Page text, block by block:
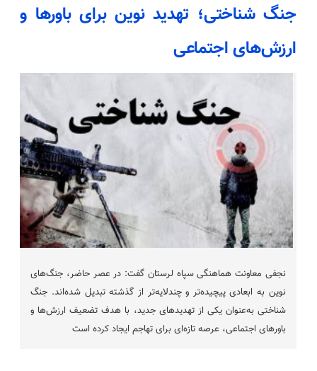
جنگ شناختی؛ تهدید نوین برای باورها و
ارزش‌های اجتماعی
نجفی معاونت هماهنگی سپاه لرستان گفت: در عصر حاضر، جنگ‌های
نوین به ابعادی پیچیده‌تر و چندلایه‌تر از گذشته تبدیل شده‌اند. جنگ
شناختی به‌عنوان یکی از تهدیدهای جدید، با هدف تضعیف ارزش‌ها و
باورهای اجتماعی، عرصه تازه‌ای برای تهاجم ایجاد کرده است